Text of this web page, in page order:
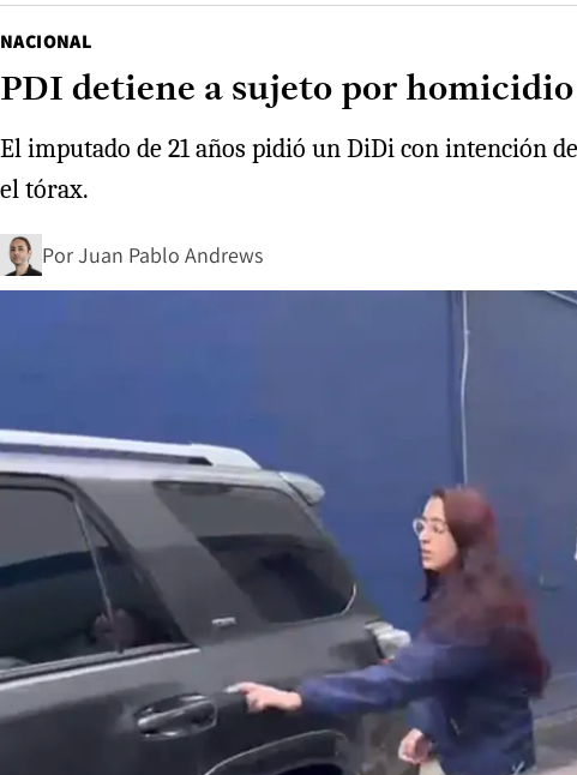
NACIONAL
PDI detiene a sujeto por
El imputado de 21 años pidió un DiDi con intención
el tórax.
PorJuan Pablo Andrews